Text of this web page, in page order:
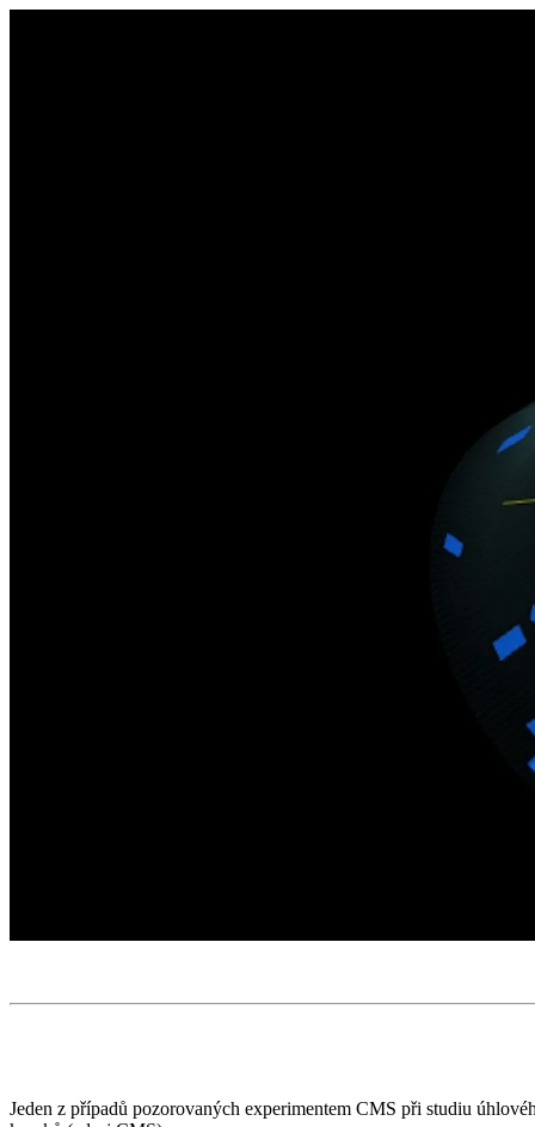
Jeden z případů pozorovaných experimentem CMS při studiu